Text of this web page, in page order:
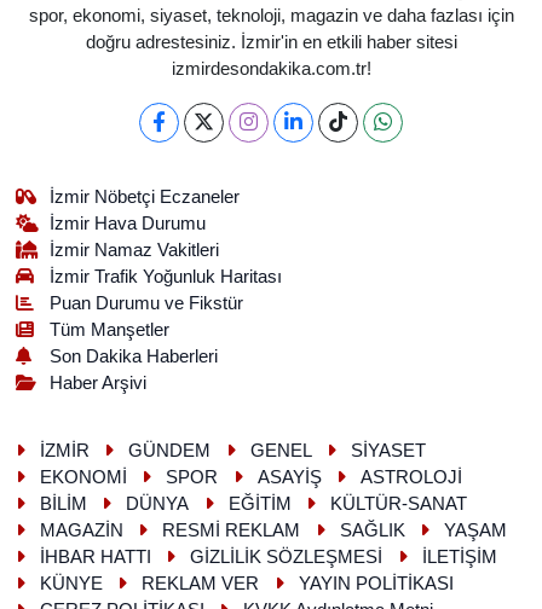
spor, ekonomi, siyaset, teknoloji, magazin ve daha fazlası için
doğru adrestesiniz. İzmir'in en etkili haber sitesi
izmirdesondakika.com.tr!
İzmir Nöbetçi Eczaneler
İzmir Hava Durumu
İzmir Namaz Vakitleri
İzmir Trafik Yoğunluk Haritası
Puan Durumu ve Fikstür
Tüm Manşetler
Son Dakika Haberleri
Haber Arşivi
İZMİR GÜNDEM GENEL
SİYASET
EKONOMİ
SPOR ASAYİŞ
ASTROLOJİ
BİLİM
DÜNYA EĞİTİM
KÜLTÜR-SANAT
MAGAZİN
RESMİ REKLAM SAĞLIK
YAŞAM
İHBAR HATTI
GİZLİLİK SÖZLEŞMESİ
İLETİŞİM
KÜNYE
REKLAM VER
YAYIN POLİTİKASI